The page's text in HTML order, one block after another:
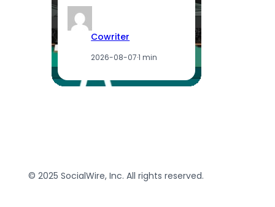
Cowriter
2026-08-07·1 min
© 2025 SocialWire, Inc. All rights reserved.